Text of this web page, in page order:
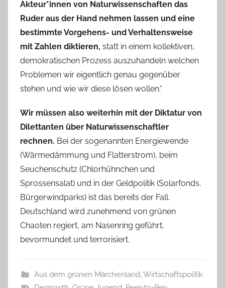
Akteur*innen von Naturwissenschaften das
Ruder aus der Hand nehmen lassen und eine
bestimmte Vorgehens- und Verhaltensweise
mit Zahlen diktieren, statt in einem kollektiven,
demokratischen Prozess auszuhandeln welchen
Problemen wir eigentlich genau gegenüber
stehen und wie wir diese lösen wollen.“
Wir müssen also weiterhin mit der Diktatur von
Dilettanten über Naturwissenschaftler
rechnen. Bei der sogenannten Energiewende
(Wärmedämmung und Flatterstrom), beim
Seuchenschutz (Chlorhühnchen und
Sprossensalat) und in der Geldpolitik (Solarfonds,
Bürgerwindparks) ist das bereits der Fall.
Deutschland wird zunehmend von grünen
Chaoten regiert, am Nasenring geführt,
bevormundet und terrorisiert.
Aus dem grünen Märchenland,Wirtschaftspolitik